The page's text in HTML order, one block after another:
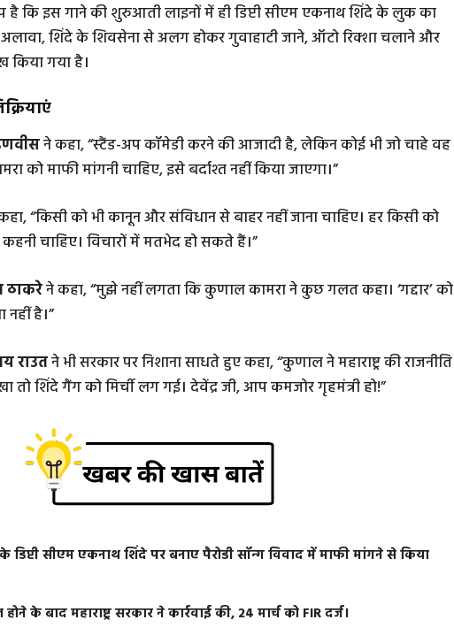
है कि इस गाने की शुरुआती लाइनों में ही डिप्टी सीएम एकनाथ शिंदे के लुक का
शिंदे के शिवसेना से अलग होकर गुवाहाटी जाने, ऑटो रिक्शा चलाने और
किया गया है।
ने कहा, “स्टैंड-अप कॉमेडी करने की आजादी है, लेकिन कोई भी जो चाहे वह
को माफी मांगनी चाहिए, इसे बर्दाश्त नहीं किया जाएगा।”
“किसी को भी कानून और संविधान से बाहर नहीं जाना चाहिए। हर किसी को
चाहिए। विचारों में मतभेद हो सकते हैं।”
ठाकरेने कहा, “मुझे नहीं लगता कि कुणाल कामरा ने कुछ गलत कहा। ‘गद्दार’ को
नहीं है।”
राउतने भी सरकार पर निशाना साधते हुए कहा, “कुणाल ने महाराष्ट्र की राजनीति
तो शिंदे गैंग को मिर्ची लग गई। देवेंद्र जी, आप कमजोर गृहमंत्री हो!”
के डिप्टी सीएम एकनाथ शिंदे पर बनाए पैरोडी सॉन्ग विवाद में माफी मांगने से किया
के बाद महाराष्ट्र सरकार ने कार्रवाई की, 24 मार्च को FIR दर्ज।